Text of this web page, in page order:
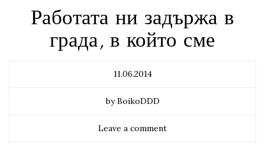
Работата ни задържа в
града, в който сме
11.06.2014
by BoikoDDD
Leave a comment